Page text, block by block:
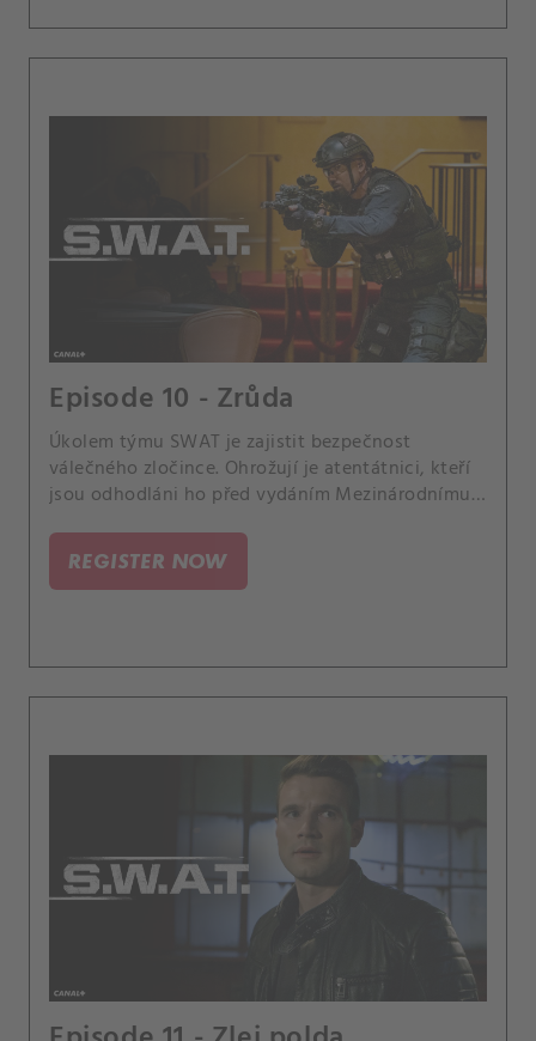
Episode 10 - Zrůda
Úkolem týmu SWAT je zajistit bezpečnost
válečného zločince. Ohrožují je atentátnici, kteří
jsou odhodláni ho před vydáním Mezinárodnímu
REGISTER NOW